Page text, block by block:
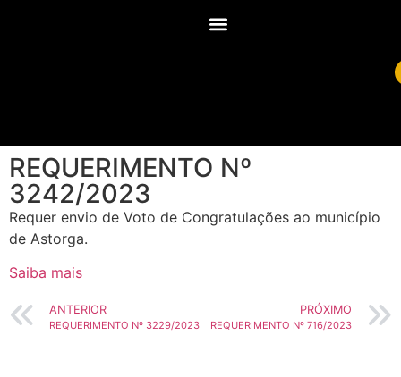
REQUERIMENTO Nº
3242/2023
Requer envio de Voto de Congratulações ao município
de Astorga.
Saiba mais
ANTERIOR
REQUERIMENTO Nº 3229/2023
PRÓXIMO
REQUERIMENTO Nº 716/2023